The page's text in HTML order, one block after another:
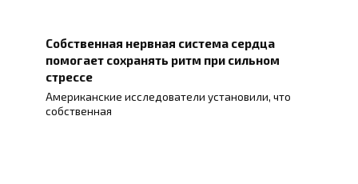
Собственная нервная система сердца
помогает сохранять ритм при сильном
стрессе
Американские исследователи установили, что
собственная